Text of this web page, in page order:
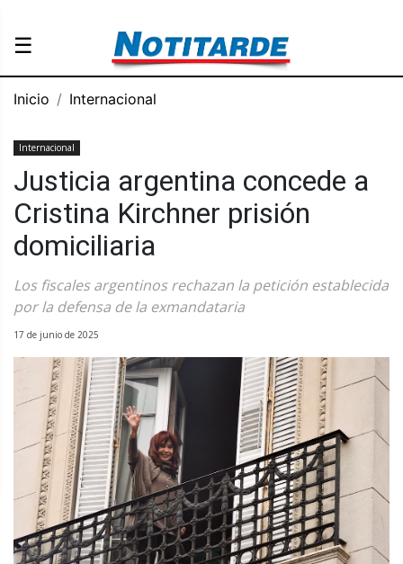
☰
Inicio Internacional
Internacional
Justicia argentina concede a
Cristina Kirchner prisión
domiciliaria
Los fiscales argentinos rechazan la petición establecida
por la defensa de la exmandataria
17 de junio de 2025